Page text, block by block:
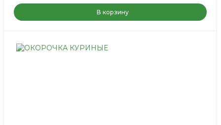
В корзину